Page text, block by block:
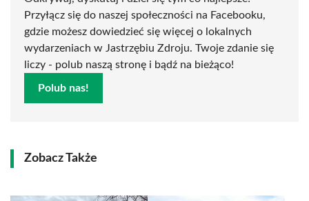
Przyłącz się do naszej społeczności na Facebooku,
gdzie możesz dowiedzieć się więcej o lokalnych
wydarzeniach w Jastrzębiu Zdroju. Twoje zdanie się
liczy - polub naszą stronę i bądź na bieżąco!
Polub nas!
Zobacz Także